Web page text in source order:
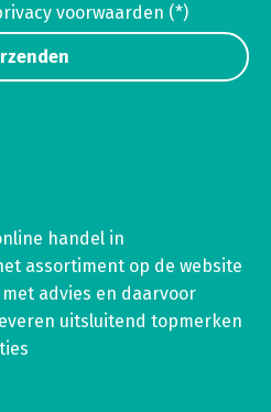
voorwaarden (*)
handel in
assortiment op de website
advies en daarvoor
uitsluitend topmerken